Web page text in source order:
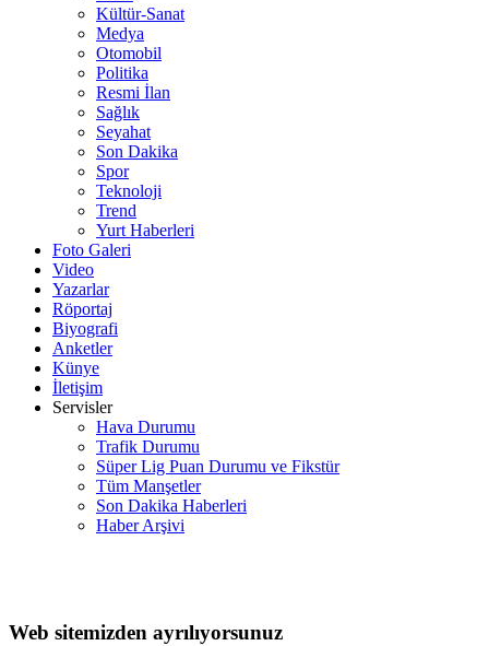
Kültür-Sanat
Medya
Otomobil
Politika
Resmi İlan
Sağlık
Seyahat
Son Dakika
Spor
Teknoloji
Trend
Yurt Haberleri
Foto Galeri
Video
Yazarlar
Röportaj
Biyografi
Anketler
Künye
İletişim
Servisler
Hava Durumu
Trafik Durumu
Süper Lig Puan Durumu ve Fikstür
Tüm Manşetler
Son Dakika Haberleri
Haber Arşivi
Web sitemizden ayrılıyorsunuz